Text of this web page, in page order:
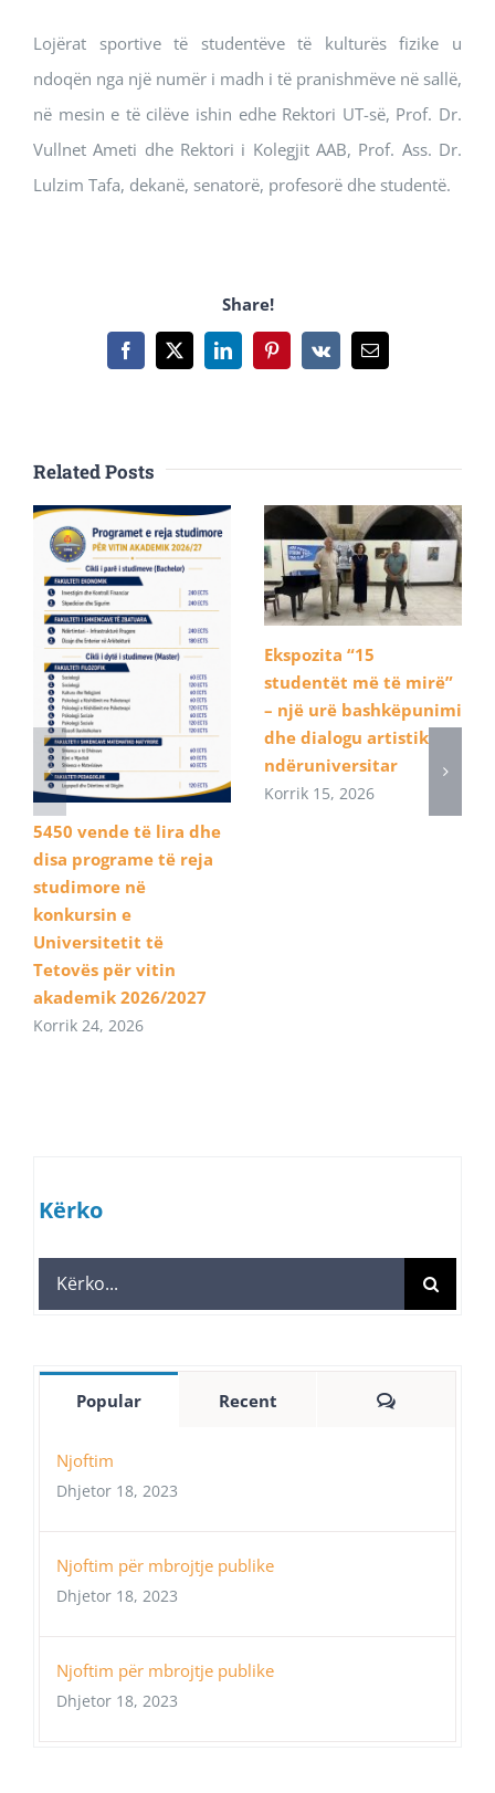
Lojërat sportive të studentëve të kulturës fizike u
ndoqën nga një numër i madh i të pranishmëve në sallë,
në mesin e të cilëve ishin edhe Rektori UT-së, Prof. Dr.
Vullnet Ameti dhe Rektori i Kolegjit AAB, Prof. Ass. Dr.
Lulzim Tafa, dekanë, senatorë, profesorë dhe studentë.
Share!
Facebook
X LinkedInPinterest
Vk Email
Related Posts
5450 vende të lira dhe
disa programe të reja
studimore në
konkursin e
Universitetit të
Tetovës për vitin
akademik 2026/2027
Korrik 24, 2026
Ekspozita “15
studentët më të mirë”
– një urë bashkëpunimi
dhe dialogu artistik
ndëruniversitar
Korrik 15, 2026
Kërko
Search
for:
Popular Recent Comments
Njoftim
Dhjetor 18, 2023
Njoftim për mbrojtje publike
Dhjetor 18, 2023
Njoftim për mbrojtje publike
Dhjetor 18, 2023